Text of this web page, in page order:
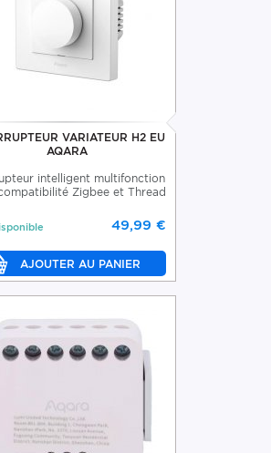
VARIATEUR H2 EU
AQARA
intelligent multifonction
Zigbee et Thread
49,99 €